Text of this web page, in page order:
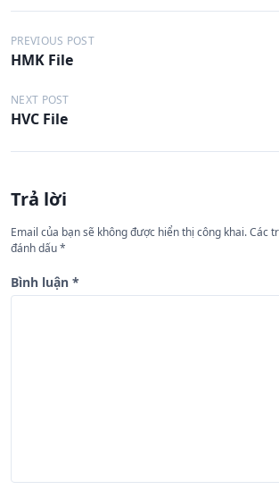
Đ
i
ề
u
h
ớ
n
g
b
PREVIOUS POST
HMK File
NEXT POST
HVC File
Trả lời
Email của bạn sẽ không được hiển thị công khai.Các
đánh dấu*
Bình luận *